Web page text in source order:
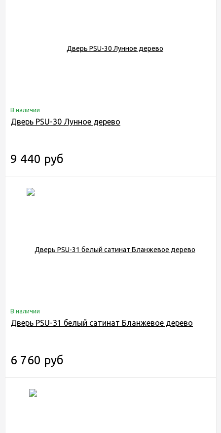
В наличии
Дверь PSU-30 Лунное дерево
9 440 руб
В наличии
Дверь PSU-31 белый сатинат Бланжевое дерево
6 760 руб